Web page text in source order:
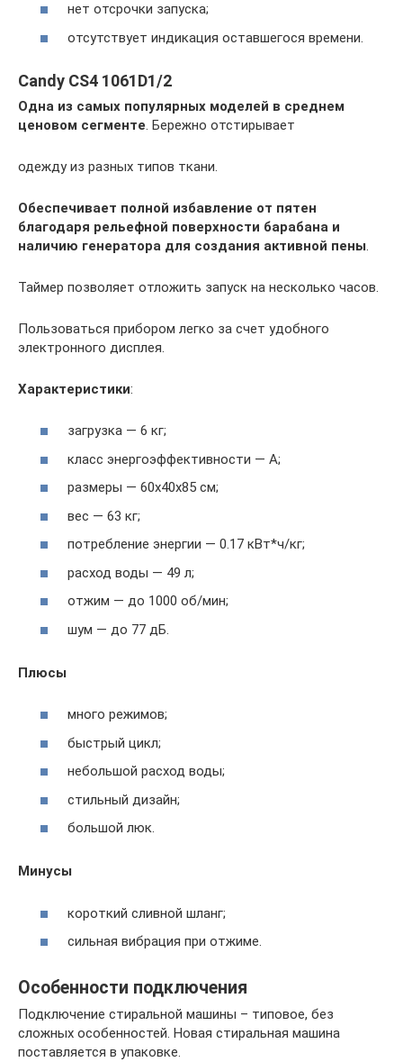
нет отсрочки запуска;
отсутствует индикация оставшегося времени.
Candy CS4 1061D1/2
Одна из самых популярных моделей в среднем
ценовом сегменте. Бережно отстирывает
одежду из разных типов ткани.
Обеспечивает полной избавление от пятен
благодаря рельефной поверхности барабана и
наличию генератора для создания активной пены.
Таймер позволяет отложить запуск на несколько часов.
Пользоваться прибором легко за счет удобного
электронного дисплея.
Характеристики:
загрузка — 6 кг;
класс энергоэффективности — А;
размеры — 60x40x85 см;
вес — 63 кг;
потребление энергии — 0.17 кВт*ч/кг;
расход воды — 49 л;
отжим — до 1000 об/мин;
шум — до 77 дБ.
Плюсы
много режимов;
быстрый цикл;
небольшой расход воды;
стильный дизайн;
большой люк.
Минусы
короткий сливной шланг;
сильная вибрация при отжиме.
Особенности подключения
Подключение стиральной машины – типовое, без
сложных особенностей. Новая стиральная машина
поставляется в упаковке.